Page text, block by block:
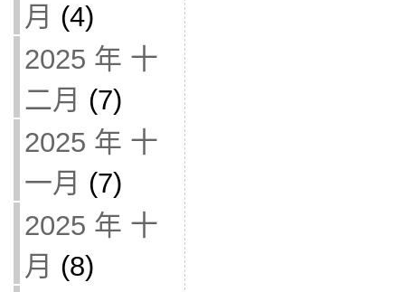
月 (4)
2025 年 十
二月 (7)
2025 年 十
一月 (7)
2025 年 十
月 (8)